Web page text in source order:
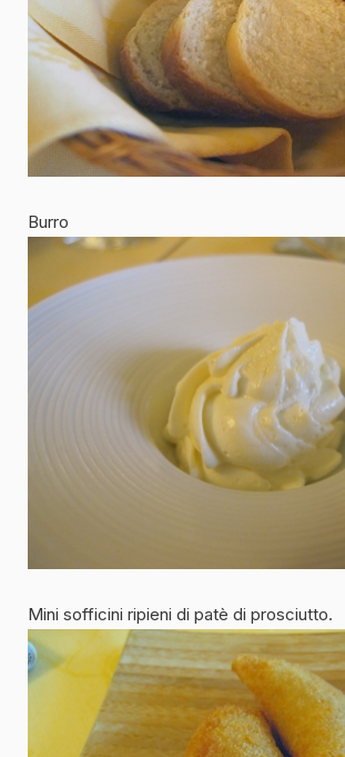
Burro
Mini sofficini ripieni di patè di prosciutto.